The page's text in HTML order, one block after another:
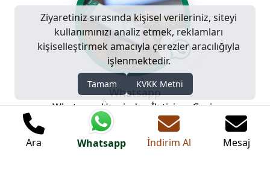
Whatsapp
Whatsapp Üzerinden İletişime Geçin
Ziyaretiniz sırasında kişisel verileriniz, siteyi
kullanımınızı analiz etmek, reklamları
kişiselleştirmek amacıyla çerezler aracılığıyla
işlenmektedir.
Tamam KVKK Metni
Ara Whatsapp İndirim Al Mesaj